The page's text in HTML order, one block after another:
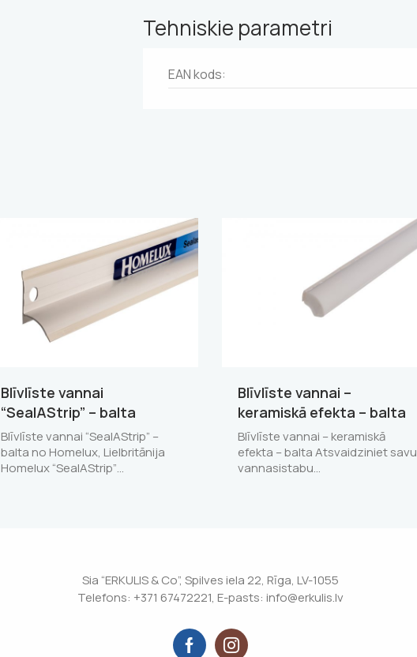
Tehniskie parametri
EAN kods:
Blīvlīste vannai
“SealAStrip” – balta
Blīvlīste vannai “SealAStrip” –
balta no Homelux, Lielbritānija
Homelux “SealAStrip”…
Blīvlīste vannai –
keramiskā efekta – balta
Blīvlīste vannai – keramiskā
efekta – balta Atsvaidziniet savu
vannasistabu…
Sia “ERKULIS & Co”, Spilves iela 22, Rīga, LV-1055
Telefons: +371 67472221, E-pasts: info@erkulis.lv